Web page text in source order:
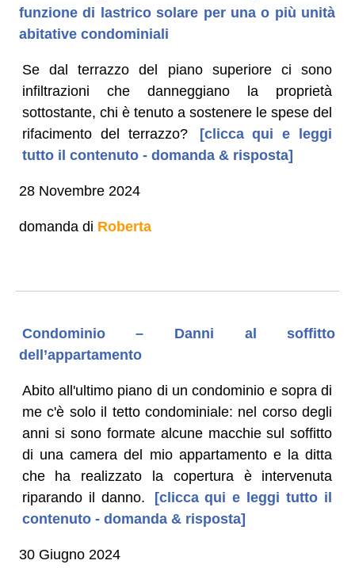
funzione di lastrico solare per una o più unità
abitative condominiali
Se dal terrazzo del piano superiore ci sono
infiltrazioni che danneggiano la proprietà
sottostante, chi è tenuto a sostenere le spese del
rifacimento del terrazzo?
[clicca qui e leggi
tutto il contenuto - domanda & risposta]
28 Novembre 2024
domanda di Roberta
Condominio – Danni al soffitto
dell’appartamento
Abito all'ultimo piano di un condominio e sopra di
me c'è solo il tetto condominiale: nel corso degli
anni si sono formate alcune macchie sul soffitto
di una camera del mio appartamento e la ditta
che ha realizzato la copertura è intervenuta
riparando il danno.
[clicca qui e leggi tutto il
contenuto - domanda & risposta]
30 Giugno 2024